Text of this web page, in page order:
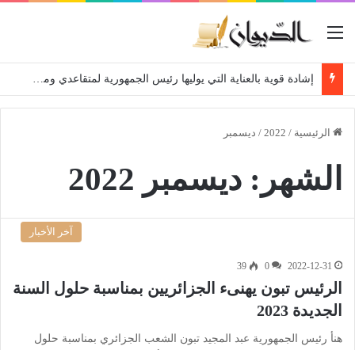
القائمة
إشادة قوية بالعناية التي يوليها رئيس الجمهورية لمتقاعدي ومعطوبي وكبار جرحى الجيش الوطني الشعبي
الرئيسية /
2022
/ ديسمبر
الشهر: ديسمبر 2022
آخر الأخبار
2022-12-31
0
39
الرئيس تبون يهنىء الجزائريين بمناسبة حلول السنة
الجديدة 2023
هنأ رئيس الجمهورية عبد المجيد تبون الشعب الجزائري بمناسبة حلول